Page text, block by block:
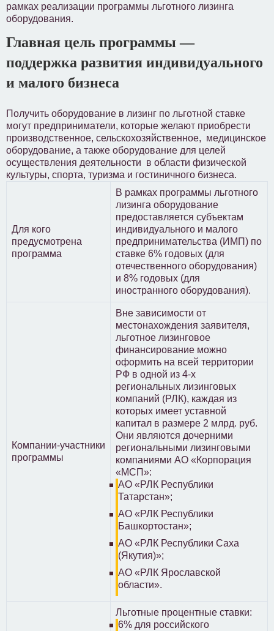
рамках реализации программы льготного лизинга
оборудования.
Главная цель программы —
поддержка развития индивидуального
и малого бизнеса
Получить оборудование в лизинг по льготной ставке
могут предприниматели, которые желают приобрести
производственное, сельскохозяйственное, медицинское
оборудование, а также оборудование для целей
осуществления деятельности в области физической
культуры, спорта, туризма и гостиничного бизнеса.
Для кого
предусмотрена
программа
В рамках программы льготного
лизинга оборудование
предоставляется субъектам
индивидуального и малого
предпринимательства (ИМП) по
ставке 6% годовых (для
отечественного оборудования)
и 8% годовых (для
иностранного оборудования).
Компании-участники
программы
Вне зависимости от
местонахождения заявителя,
льготное лизинговое
финансирование можно
оформить на всей территории
РФ в одной из 4-х
региональных лизинговых
компаний (РЛК), каждая из
которых имеет уставной
капитал в размере 2 млрд. руб.
Они являются дочерними
региональными лизинговыми
компаниями АО «Корпорация
«МСП»:
АО «РЛК Республики
Татарстан»;
АО «РЛК Республики
Башкортостан»;
АО «РЛК Республики Саха
(Якутия)»;
АО «РЛК Ярославской
области».
Льготные процентные ставки:
6% для российского